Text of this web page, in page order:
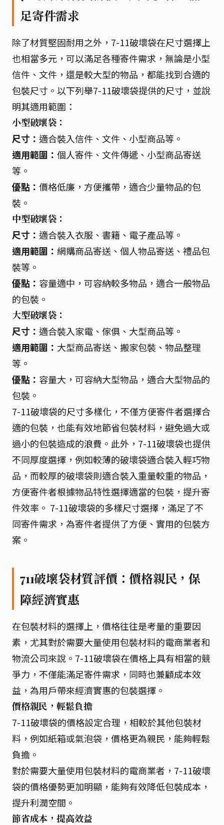
足寄件需求
除了材質堅固耐用之外，7-11破壞袋在尺寸選擇上
也相當多元，可以滿足各種寄件需求，無論是小型
信件、文件，還是較大型的物品，都能找到合適的
包裝尺寸。以下列舉7-11破壞袋提供的尺寸，並說
明其適用範圍：
小型破壞袋：
尺寸： 適合裝入信件、文件、小型商品等。
適用範圍： 個人寄件、文件傳遞、小型商品寄送
等。
優點： 價格低廉，方便攜帶，適合少量物品的包
裝。
中型破壞袋：
尺寸： 適合裝入衣服、書籍、電子產品等。
適用範圍： 網購商品寄送、個人物品寄送、禮品包
裝等。
優點： 容量適中，可容納較多物品，適合一般物品
的包裝。
大型破壞袋：
尺寸： 適合裝入家電、傢俱、大型商品等。
適用範圍： 大型商品寄送、搬家包裝、物品整理
等。
優點： 容量大，可容納大型物品，適合大型物品的
包裝。
7-11破壞袋的尺寸多樣化，不僅方便寄件者選擇合
適的包裝，也能有效地節省包裝材料，避免過大或
過小的包裝造成的浪費。此外，7-11破壞袋也提供
不同厚度選擇，例如較薄的破壞袋適合裝入輕巧物
品，而較厚的破壞袋則適合裝入重量較重的物品，
方便寄件者根據物品特性選擇適當的包裝，提升寄
件效率。 7-11破壞袋的多樣尺寸選擇，滿足了不
同寄件需求，為寄件者提供了方便、實用的包裝方
案。
711破壞袋材質評價：價格親民，保
障經濟實惠
在包裝材料的選擇上，價格往往是考量的重要因
素，尤其對於需要大量使用包裝材料的電商業者和
物流公司來說。7-11破壞袋在價格上具有相當的競
爭力，不僅能滿足寄件需求，同時也兼顧成本效
益，為用戶帶來經濟實惠的包裝選擇。
價格親民，輕鬆負擔
7-11破壞袋的價格設定合理，相較於其他包裝材
料，例如紙箱或氣泡袋，價格更為親民，能夠輕鬆
負擔。
對於需要大量使用包裝材料的電商業者，7-11破壞
袋的價格優勢更加明顯，能夠有效降低包裝成本，
提升利潤空間。
節省成本，提高效益